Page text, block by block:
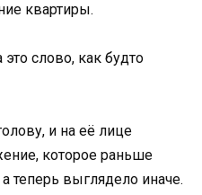
квартиры.
слово, как будто
и на её лице
которое раньше
теперь выглядело иначе.